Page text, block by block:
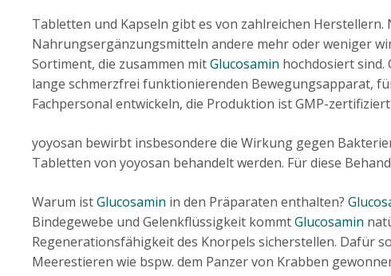
Tabletten und Kapseln gibt es von zahlreichen
Nahrungsergänzungsmitteln andere mehr oder weniger
Sortiment, die zusammen mitGlucosamin hochdosiert
lange schmerzfrei funktionierenden Bewegungsapparat,
Fachpersonal entwickeln, die Produktion ist GMP-
yoyosan bewirbt insbesondere die Wirkung gegen
Tabletten von yoyosan behandelt werden. Für diese
Warum istGlucosamin in den Präparaten enthalten?
Bindegewebe und Gelenkflüssigkeit kommtGlucosamin
Regenerationsfähigkeit des Knorpels sicherstellen. Dafür
Meerestieren wie bspw. dem Panzer von Krabben